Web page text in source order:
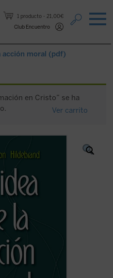
1 producto
21,00€
Club Encuentro
acción moral (pdf)
en Cristo” se ha
Ver carrito